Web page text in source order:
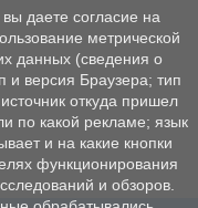
даете согласие на
метрической
данных (сведения о
версия Браузера; тип
откуда пришел
по какой рекламе; язык
и на какие кнопки
функционирования
и обзоров.